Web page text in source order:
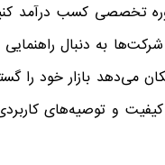
تخصصی کسب درآمد
به دنبال
می‌دهد بازار خود
و توصیه‌های